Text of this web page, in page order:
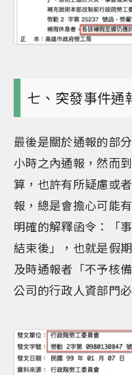
七、突發事件通
最後是關於通報的部
小時之內通報，然而
算，也許有所疑慮或
報，總是會擔心可能
明確的解釋函令：「
結束後」，也就是假
及時通報者「不予核
公司的行政人資部門